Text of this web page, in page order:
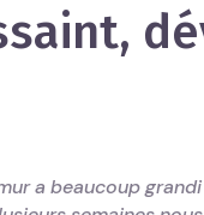
a beaucoup